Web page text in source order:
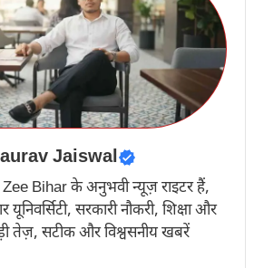
Jaiswal
Bihar के अनुभवी न्यूज़ राइटर हैं,
यूनिवर्सिटी, सरकारी नौकरी, शिक्षा और
तेज़, सटीक और विश्वसनीय खबरें